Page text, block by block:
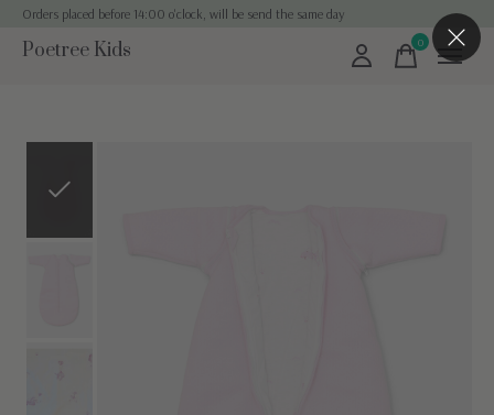
Orders placed before 14:00 o'clock, will be send the same day
Poetree Kids 0items